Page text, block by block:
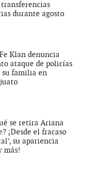
durante agosto
Klan denuncia
ataque de policías
su familia en
se retira Ariana
¡Desde el fracaso
su apariencia
más!